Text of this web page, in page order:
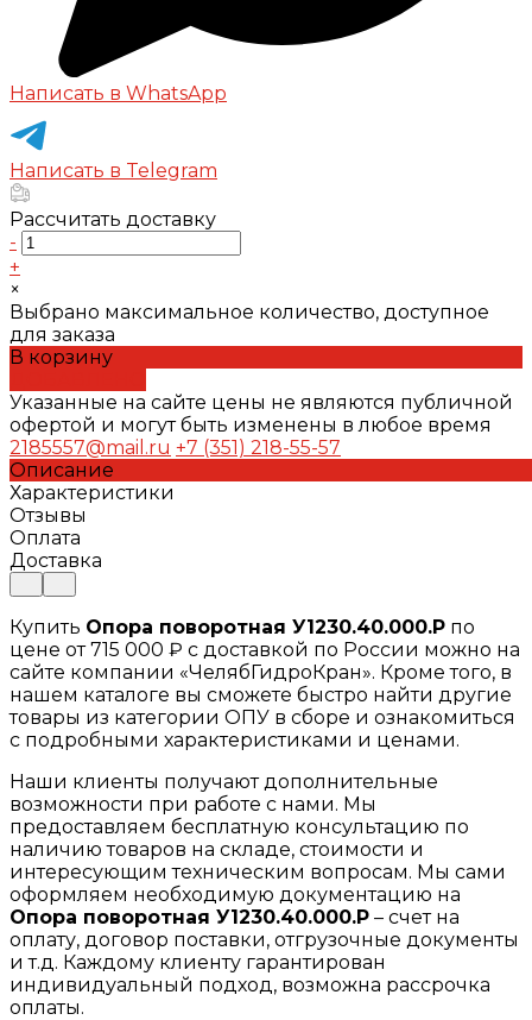
Написать в WhatsApp
Написать в Telegram
Рассчитать доставку
-
+
×
Выбрано максимальное количество, доступное
для заказа
В корзину
Указанные на сайте цены не являются публичной
офертой и могут быть изменены в любое время
2185557@mail.ru +7 (351) 218-55-57
Описание
Характеристики
Отзывы
Оплата
Доставка
Купить Опора поворотная У1230.40.000.Р по
цене от 715 000 ₽ с доставкой по России можно на
сайте компании «ЧелябГидроКран». Кроме того, в
нашем каталоге вы сможете быстро найти другие
товары из категории ОПУ в сборе и ознакомиться
с подробными характеристиками и ценами.
Наши клиенты получают дополнительные
возможности при работе с нами. Мы
предоставляем бесплатную консультацию по
наличию товаров на складе, стоимости и
интересующим техническим вопросам. Мы сами
оформляем необходимую документацию на
Опора поворотная У1230.40.000.Р – счет на
оплату, договор поставки, отгрузочные документы
и т.д. Каждому клиенту гарантирован
индивидуальный подход, возможна рассрочка
оплаты.